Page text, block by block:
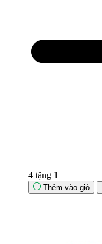
4 tặng 1
Thêm vào giỏ